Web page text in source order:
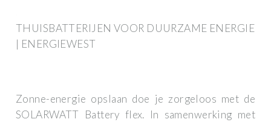
THUISBATTERIJEN VOOR DUURZAME ENERGIE
| ENERGIEWEST
Zonne-energie opslaan doe je zorgeloos met de
SOLARWATT Battery flex. In samenwerking met